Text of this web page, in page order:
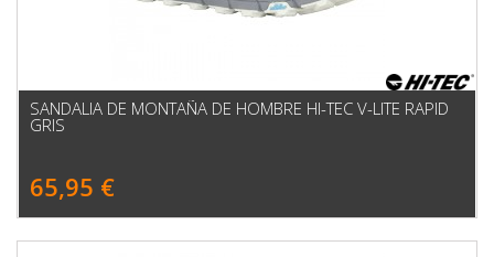
SANDALIA DE MONTAÑA DE HOMBRE HI-TEC V-LITE RAPID
GRIS
65,95 €